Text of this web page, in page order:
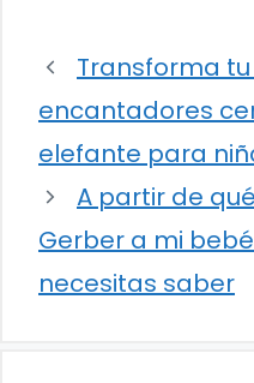
Transforma
encantadores
elefante para
A partir de
Gerber a mi
necesitas saber